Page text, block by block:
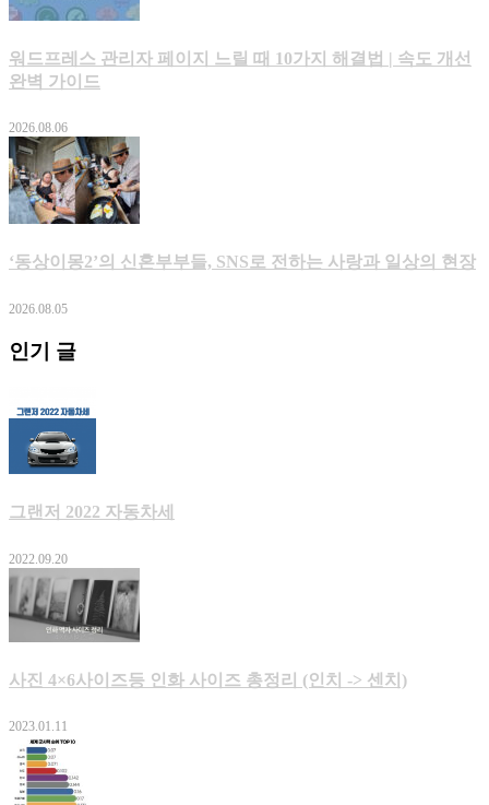
워드프레스 관리자 페이지 느릴 때 10가지 해결법 | 속도 개선
완벽 가이드
2026.08.06
‘동상이몽2’의 신혼부부들, SNS로 전하는 사랑과 일상의 현장
2026.08.05
인기 글
그랜저 2022 자동차세
2022.09.20
사진 4×6사이즈등 인화 사이즈 총정리 (인치 -> 센치)
2023.01.11